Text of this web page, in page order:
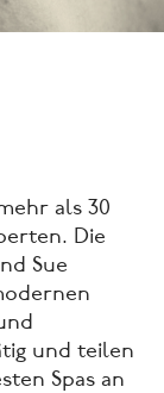
als 30
Die
Sue
und teilen
Spas an